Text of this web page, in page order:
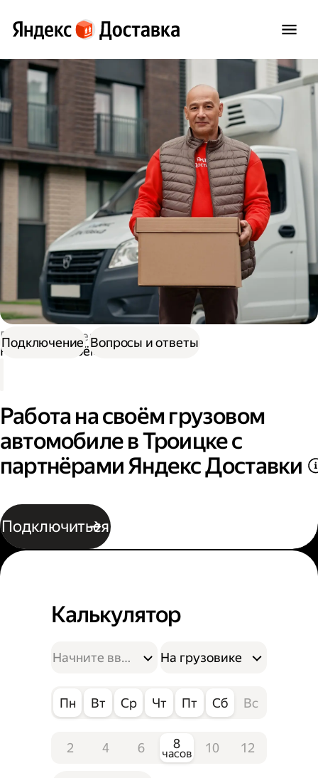
Работа водителем
Работа на своём грузовом авто
Работа на своём грузовом
автомобиле в Троицке с
партнёрами Яндекс Доставки
Подключиться
Подключение Вопросы и ответы
Калькулятор
На грузовике
Пн Вт Ср Чт Пт Сб Вс
2 4 6 8
часов 10 12